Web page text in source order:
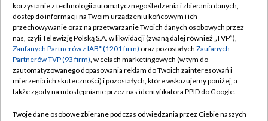
TVP
Abonament TVP
Emisja w TVP
Centrum informacji TVP
Naziemna Telewizja Cyfrowa
Regulamin TVP
Polityka prywatności
Moje zgody
Pomoc
korzystanie z technologii automatycznego śledzenia i zbierania danych,
dostęp do informacji na Twoim urządzeniu końcowym i ich
przechowywanie oraz na przetwarzanie Twoich danych osobowych przez
nas, czyli Telewizję Polską S.A. w likwidacji (zwaną dalej również „TVP”),
Zaufanych Partnerów z IAB* (1201 firm) oraz pozostałych Zaufanych
Partnerów TVP (93 firm), w celach marketingowych (w tym do
zautomatyzowanego dopasowania reklam do Twoich zainteresowań i
mierzenia ich skuteczności) i pozostałych, które wskazujemy poniżej, a
także zgody na udostępnianie przez nas identyfikatora PPID do Google.
Twoje dane osobowe zbierane podczas odwiedzania przez Ciebie naszych